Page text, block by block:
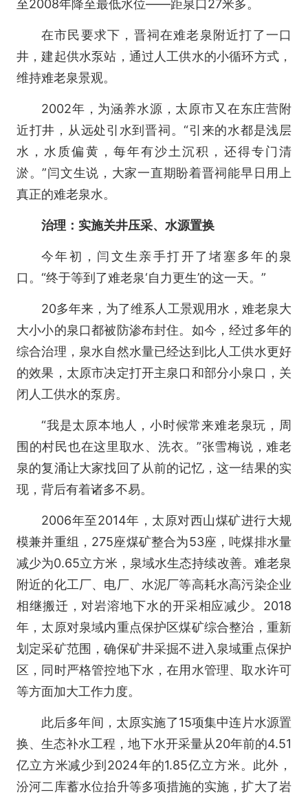
至2008年降至最低水位——距泉口27米多。
在市民要求下，晋祠在难老泉附近打了一口
井，建起供水泵站，通过人工供水的小循环方式，
维持难老泉景观。
2002年，为涵养水源，太原市又在东庄营附
近打井，从远处引水到晋祠。“引来的水都是浅层
水，水质偏黄，每年有沙土沉积，还得专门清
淤。”闫文生说，大家一直期盼着晋祠能早日用上
真正的难老泉水。
治理：实施关井压采、水源置换
今年初，闫文生亲手打开了堵塞多年的泉
口。“终于等到了难老泉‘自力更生’的这一天。”
20多年来，为了维系人工景观用水，难老泉大
大小小的泉口都被防渗布封住。如今，经过多年的
综合治理，泉水自然水量已经达到比人工供水更好
的效果，太原市决定打开主泉口和部分小泉口，关
闭人工供水的泵房。
“我是太原本地人，小时候常来难老泉玩，周
围的村民也在这里取水、洗衣。”张雪梅说，难老
泉的复涌让大家找回了从前的记忆，这一结果的实
现，背后有着诸多不易。
2006年至2014年，太原对西山煤矿进行大规
模兼并重组，275座煤矿整合为53座，吨煤排水量
减少为0.65立方米，泉域水生态持续改善。难老泉
附近的化工厂、电厂、水泥厂等高耗水高污染企业
相继搬迁，对岩溶地下水的开采相应减少。2018
年，太原对泉域内重点保护区煤矿综合整治，重新
划定采矿范围，确保矿井采掘不进入泉域重点保护
区，同时严格管控地下水，在用水管理、取水许可
等方面加大工作力度。
此后多年间，太原实施了15项集中连片水源置
换、生态补水工程，地下水开采量从20年前的4.51
亿立方米减少到2024年的1.85亿立方米。此外，
汾河二库蓄水位抬升等多项措施的实施，扩大了岩